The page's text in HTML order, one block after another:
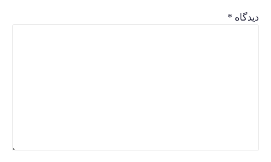
دیدگاه *